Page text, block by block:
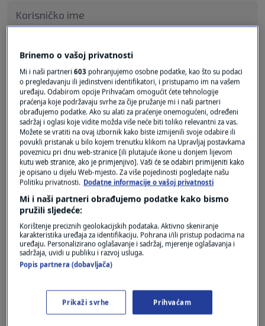
Pošalji
Oglas
Brinemo o vašoj privatnosti
Mi i naši partneri603 pohranjujemo osobne podatke, kao što su podaci
o pregledavanju ili jedinstveni identifikatori, i pristupamo im na vašem
uređaju. Odabirom opcije Prihvaćam omogućit ćete tehnologije
praćenja koje podržavaju svrhe za čije pružanje mi i naši partneri
obrađujemo podatke. Ako su alati za praćenje onemogućeni, određeni
sadržaj i oglasi koje vidite možda više neće biti toliko relevantni za vas.
Možete se vratiti na ovaj izbornik kako biste izmijenili svoje odabire ili
povukli pristanak u bilo kojem trenutku klikom na Upravljaj postavkama
poveznicu pri dnu web-stranice [ili plutajuće ikone u donjem lijevom
kutu web stranice, ako je primjenjivo]. Vaši će se odabiri primijeniti kako
je opisano u dijelu Web-mjesto. Za više pojedinosti pogledajte našu
Politiku privatnosti. Dodatne informacije o vašoj privatnosti
Mi i naši partneri obrađujemo podatke kako bismo
pružili sljedeće:
Korištenje preciznih geolokacijskih podataka. Aktivno skeniranje
karakteristika uređaja za identifikaciju. Pohrana i/ili pristup podacima na
uređaju. Personalizirano oglašavanje i sadržaj, mjerenje oglašavanja i
sadržaja, uvidi u publiku i razvoj usluga.
Popis partnera (dobavljača)
Prikaži svrhe Prihvaćam